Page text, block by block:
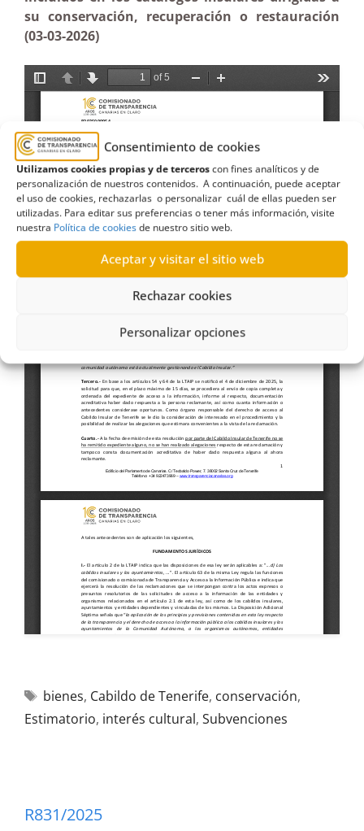
Consentimiento de cookies
Utilizamos cookies propias y de terceroscon fines analíticos y de
personalización de nuestros contenidos. A continuación, puede aceptar
el uso de cookies, rechazarlas o personalizar cuál de ellas pueden ser
utilizadas. Para editar sus preferencias o tener más información, visite
nuestra Política de cookiesde nuestro sitio web.
Aceptar y visitar el sitio web
Rechazar cookies
Personalizar opciones
su conservación, recuperación o restauración
(03-03-2026)
bienes, Cabildo de Tenerife, conservación,
Estimatorio, interés cultural, Subvenciones
R831/2025